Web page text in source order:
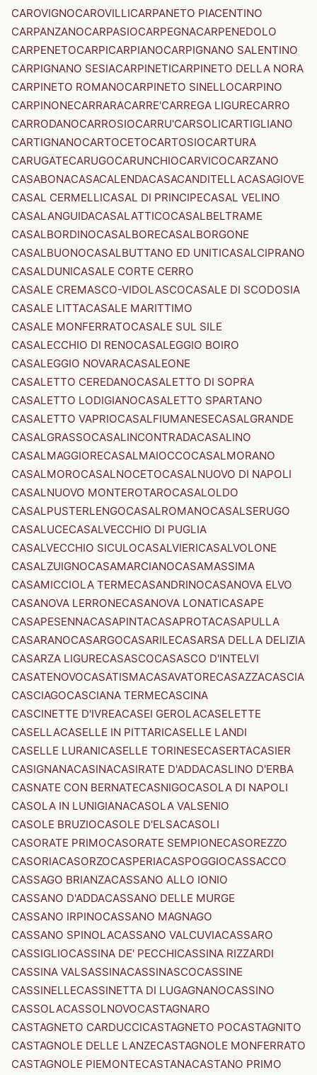
CAROVIGNOCAROVILLICARPANETO PIACENTINO
CARPANZANOCARPASIOCARPEGNACARPENEDOLO
CARPENETOCARPICARPIANOCARPIGNANO SALENTINO
CARPIGNANO SESIACARPINETICARPINETO DELLA NORA
CARPINETO ROMANOCARPINETO SINELLOCARPINO
CARPINONECARRARACARRE'CARREGA LIGURECARRO
CARRODANOCARROSIOCARRU'CARSOLICARTIGLIANO
CARTIGNANOCARTOCETOCARTOSIOCARTURA
CARUGATECARUGOCARUNCHIOCARVICOCARZANO
CASABONACASACALENDACASACANDITELLACASAGIOVE
CASAL CERMELLICASAL DI PRINCIPECASAL VELINO
CASALANGUIDACASALATTICOCASALBELTRAME
CASALBORDINOCASALBORECASALBORGONE
CASALBUONOCASALBUTTANO ED UNITICASALCIPRANO
CASALDUNICASALE CORTE CERRO
CASALE CREMASCO-VIDOLASCOCASALE DI SCODOSIA
CASALE LITTACASALE MARITTIMO
CASALE MONFERRATOCASALE SUL SILE
CASALECCHIO DI RENOCASALEGGIO BOIRO
CASALEGGIO NOVARACASALEONE
CASALETTO CEREDANOCASALETTO DI SOPRA
CASALETTO LODIGIANOCASALETTO SPARTANO
CASALETTO VAPRIOCASALFIUMANESECASALGRANDE
CASALGRASSOCASALINCONTRADACASALINO
CASALMAGGIORECASALMAIOCCOCASALMORANO
CASALMOROCASALNOCETOCASALNUOVO DI NAPOLI
CASALNUOVO MONTEROTAROCASALOLDO
CASALPUSTERLENGOCASALROMANOCASALSERUGO
CASALUCECASALVECCHIO DI PUGLIA
CASALVECCHIO SICULOCASALVIERICASALVOLONE
CASALZUIGNOCASAMARCIANOCASAMASSIMA
CASAMICCIOLA TERMECASANDRINOCASANOVA ELVO
CASANOVA LERRONECASANOVA LONATICASAPE
CASAPESENNACASAPINTACASAPROTACASAPULLA
CASARANOCASARGOCASARILECASARSA DELLA DELIZIA
CASARZA LIGURECASASCOCASASCO D'INTELVI
CASATENOVOCASATISMACASAVATORECASAZZACASCIA
CASCIAGOCASCIANA TERMECASCINA
CASCINETTE D'IVREACASEI GEROLACASELETTE
CASELLACASELLE IN PITTARICASELLE LANDI
CASELLE LURANICASELLE TORINESECASERTACASIER
CASIGNANACASINACASIRATE D'ADDACASLINO D'ERBA
CASNATE CON BERNATECASNIGOCASOLA DI NAPOLI
CASOLA IN LUNIGIANACASOLA VALSENIO
CASOLE BRUZIOCASOLE D'ELSACASOLI
CASORATE PRIMOCASORATE SEMPIONECASOREZZO
CASORIACASORZOCASPERIACASPOGGIOCASSACCO
CASSAGO BRIANZACASSANO ALLO IONIO
CASSANO D'ADDACASSANO DELLE MURGE
CASSANO IRPINOCASSANO MAGNAGO
CASSANO SPINOLACASSANO VALCUVIACASSARO
CASSIGLIOCASSINA DE' PECCHICASSINA RIZZARDI
CASSINA VALSASSINACASSINASCOCASSINE
CASSINELLECASSINETTA DI LUGAGNANOCASSINO
CASSOLACASSOLNOVOCASTAGNARO
CASTAGNETO CARDUCCICASTAGNETO POCASTAGNITO
CASTAGNOLE DELLE LANZECASTAGNOLE MONFERRATO
CASTAGNOLE PIEMONTECASTANACASTANO PRIMO